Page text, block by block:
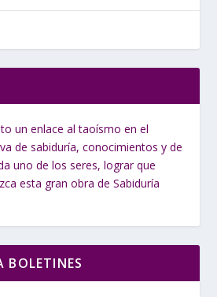
un enlace al taoísmo en el
de sabiduría, conocimientos y de
uno de los seres, lograr que
esta gran obra de Sabiduría
BOLETINES